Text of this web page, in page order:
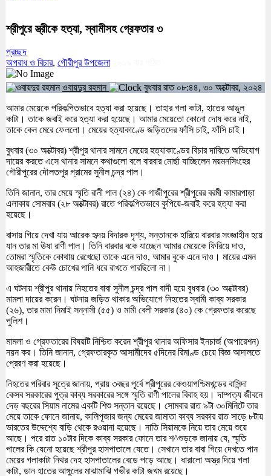
শ্রীপুরে স্ত্রীকে হত্যা, স্বামীসহ গ্রেফতার ৩
প্রচ্ছদ
অপরাধ ও বিচার, গৌরীপুর উপজেলা
ওবায়দুর রহমান
বুধবার রাত ০৮:৪৪, ৩০ অক্টোবর, ২০২৪
আমার মেয়েকে পরিকল্পিতভাবে হত্যা করা হয়েছে। তাহার গলা কাটা, হাতের আঙুল
কাটা। তাকে জবাই করে হত্যা করা হয়েছে। আমার মেয়েতো কোনো দোষ করে নাই,
তাকে কেন মেরে ফেললো। মেয়ের হত্যাকাণ্ডে জড়িতদের ফাঁসি চাই, ফাঁসি চাই।
বুধবার (৩০ অক্টোবর) শ্রীপুর থানার সামনে মেয়ের হত্যাকাণ্ডের বিচার দাবিতে অভিযোগ
দায়ের করতে এসে থানার সামনে কথাগুলো বলে বারবার মোর্ছা যাচ্ছিলেন ময়মনসিংহের
গৌরীপুরের দৌলতপুর গ্রামের সুনীল চন্দ্র পাল।
তিনি জানান, তার মেয়ে স্মৃতি রানী পাল (২৪) কে গাজীপুরের শ্রীপুরের বরমী কামারপাড়া
এলাকায় সোমবার (২৮ অক্টোবর) রাতে পরিকল্পিতভাবে কুপিয়ে-জবাই করে হত্যা করা
হয়েছে।
বাসায় গিয়ে দেখা যায় আরেক হৃদয় বিদারক দৃশ্য, সন্তানকে হারিয়ে বারবার সংজ্ঞাহীন হয়ে
যান তার মা ঊষা রাণী পাল। তিনি বারবার বকে যাচ্ছেন আমার মেয়েকে ফিরিয়ে দাও,
তোমরা স্মৃতিকে কোথায় রেখেছো তাকে এনে দাও, আমার বুকে এনে দাও। মায়ের এমন
আহজারীতে কেউ চোখের পানি ধরে রাখতে পারছিলো না।
এ ঘটনায় শ্রীপুর থানায় নিহতের বাবা সুনীল চন্দ্র পাল বাদী হয়ে বুধবার (৩০ অক্টোবর)
মামলা দায়ের করেন। ঘটনায় জড়িত থাকার অভিযোগে নিহতের স্বামী কাব্য সরকার
(২৬), তার মামা নিমাই সন্নাসী (৫৫) ও মামী বেলী সরকার (৪০) কে গ্রেফতার করেছে
পুলিশ।
মামলা ও গ্রেফতারের বিষয়টি নিশ্চিত করেন শ্রীপুর থানার অফিসার ইনচার্জ (অপারেশন)
নয়ন কর। তিনি জানান, গ্রেফতারকৃত আসামীদের ৫দিনের রিমাণ্ড চেয়ে বিজ্ঞ আদালতে
প্রেরণ করা হয়েছে।
নিহতের পরিবার সূত্রে জানায়, প্রায় ৩বছর পূর্বে শ্রীপুরের কেওয়াপশ্চিমখন্ডের বাসিন্দা
কেসব সরকারের পুত্র কাব্য সরকারের সঙ্গে স্মৃতি রাণী পালের বিবাহ হয়। দাম্পত্য জীবনে
দেড় বছরের সিয়াম নামের একটি শিশু সন্তান রয়েছে। সোমবার রাত ৯টা ৩০মিনিটে তার
মেয়ে তাকে ফোনে জানায়, কালিপূজার জন্য মেয়ের জামাতা কাব্য সরকার রাত সাড়ে ৮টায়
ভারতের উদ্দেশ্যে বাড়ি থেকে রওয়ানা হয়েছে। নাতি সিয়ামকে নিয়ে তার মেয়ে শুয়ে
আছে। পরে রাত ১০টার দিকে কাব্য সরকার ফোনে তার শ^শুড়কে জানায় যে, স্মৃতি
পালের কি যেনো হয়েছে শ্রীপুর হাসপাতালে যেতে। সেখানে তার বাবা গিয়ে দেখতে পান
মেয়ের গলাকাটা নিথর দেহ হাসপাতালের বেডে পড়ে আছে। ধারালো অস্ত্র দিয়ে গলা
কাটা, ডান হাতের আঙ্গুলের মাঝামাঝি গভীর কাটা জখম রয়েছে।